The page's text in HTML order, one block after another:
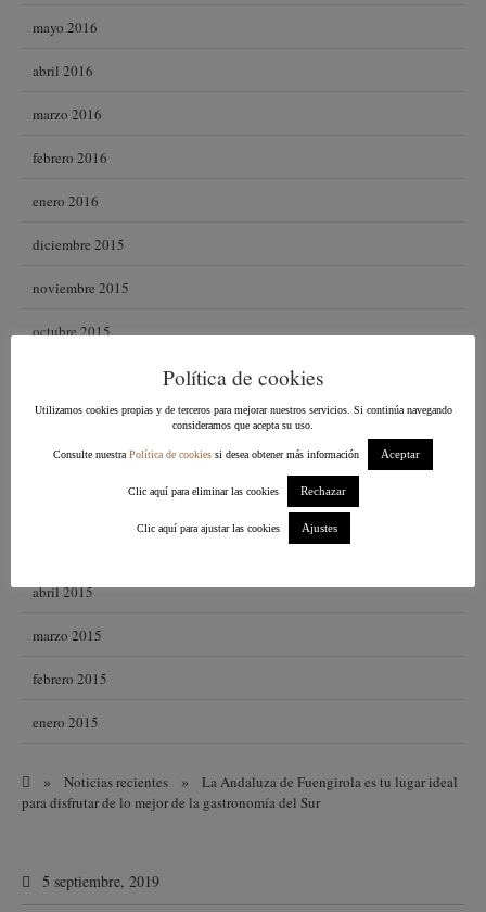
mayo 2016
abril 2016
marzo 2016
febrero 2016
enero 2016
diciembre 2015
noviembre 2015
octubre 2015
agosto 2015
julio 2015
abril 2015
marzo 2015
febrero 2015
enero 2015
» Noticias recientes »
La Andaluza de Fuengirola es tu lugar ideal
para disfrutar de lo mejor de la gastronomía del Sur
5 septiembre, 2019
Política de cookies
Utilizamos cookies propias y de terceros para mejorar nuestros servicios. Si continúa navegando
consideramos que acepta su uso.
Consulte nuestra Política de cookies si desea obtener más información Aceptar
Clic aquí para eliminar las cookies Rechazar
Clic aquí para ajustar las cookies Ajustes